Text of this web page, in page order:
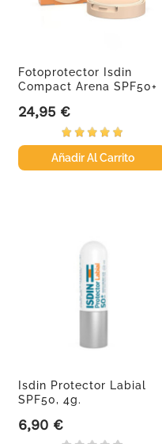
Fotoprotector Isdin
Compact Arena SPF50+
Precio
24,95 €
Añadir Al Carrito
Isdin Protector Labial
SPF50, 4g.
Precio
6,90 €